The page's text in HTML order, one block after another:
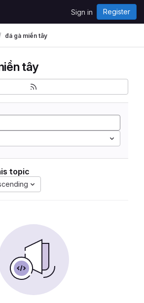
Sign in Register
đá gà miền tây
tây
topic